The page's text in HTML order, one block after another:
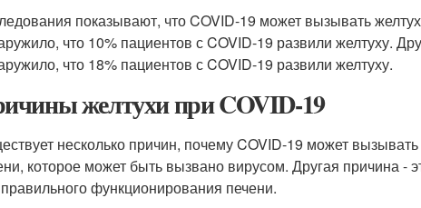
показывают, что COVID-19 может вызывать
что 10% пациентов с COVID-19 развили желтуху.
что 18% пациентов с COVID-19 развили желтуху.
желтухи при COVID-19
несколько причин, почему COVID-19 может
которое может быть вызвано вирусом. Другая причина -
функционирования печени.